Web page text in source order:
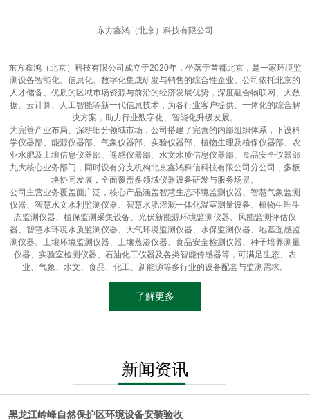
东方鑫鸿（北京）科技有限公司
东方鑫鸿（北京）科技有限公司成立于2020年，坐落于首都北京，是一家环境监
测设备智能化、信息化、数字化集成研发与销售的综合性企业。公司依托北京的
人才储备、优质的区域市场资源与前沿的经济发展优势，深度融合物联网、大数
据、云计算、人工智能等新一代信息技术，为各行业客户提供、一体化的综合解
决方案，助力行业数字化、智能化升级发展。
为完善产业布局、深耕细分领域市场，公司搭建了完善的内部组织体系，下设科
学仪器部、能源仪器部、气象仪器部、实验仪器部、植物生理及植保仪器部、农
业水肥及土壤信息仪器部、遥感仪器部、水文水质信息仪器部、食品安全仪器部
九大核心业务部门，同时设有分支机构北京鑫鸿科信科技有限公司分公司，多板
块协同发展，全面覆盖多领域仪器设备研发与服务场景。
公司主营业务覆盖面广泛，核心产品涵盖智慧生态环境监测仪器、智慧气象监测
仪器、智慧水文水利监测仪器、智慧水肥灌溉一体化温室测量设备、植物生理生
态监测仪器、植保监测采集设备、光伏新能源环境监测仪器、风能监测评估仪
器、智慧水环境水质监测仪器、大气环境监测仪器、水保监测仪器、地基遥感监
测仪器、土壤环境监测仪器、土壤蒸渗仪器、食品安全检测仪器、种子培养测量
仪器、实验室检测仪器、石油化工仪器及各类智能传感器等，可满足生态、农
业、气象、水文、食品、化工、新能源等多行业的设备配套与监测需求。
了解更多
新闻资讯
黑龙江岭峰自然保护区环境设备安装验收